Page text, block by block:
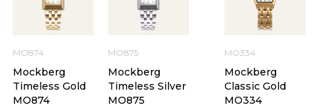
MO874
Mockberg
Timeless Gold
MO874
MO334
Mockberg
Classic Gold
MO334
MO875
Mockberg
Timeless Silver
MO875